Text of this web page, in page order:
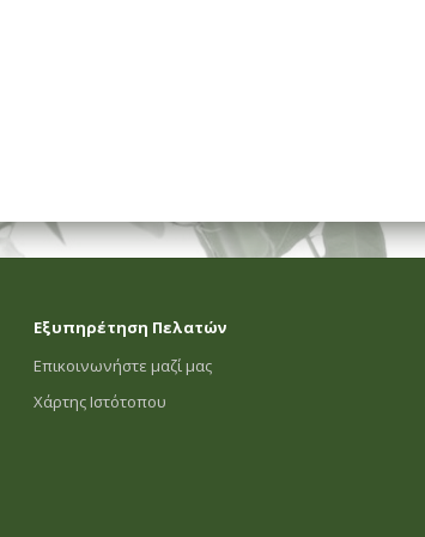
Εξυπηρέτηση Πελατών
Επικοινωνήστε μαζί μας
Χάρτης Ιστότοπου